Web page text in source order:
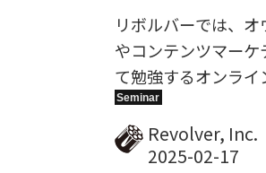
リボルバーでは、
やコンテンツマー
て勉強するオンライ
月定期開催していま
29日に開催した第14
の登壇となる骨董通
Revolver, Inc.